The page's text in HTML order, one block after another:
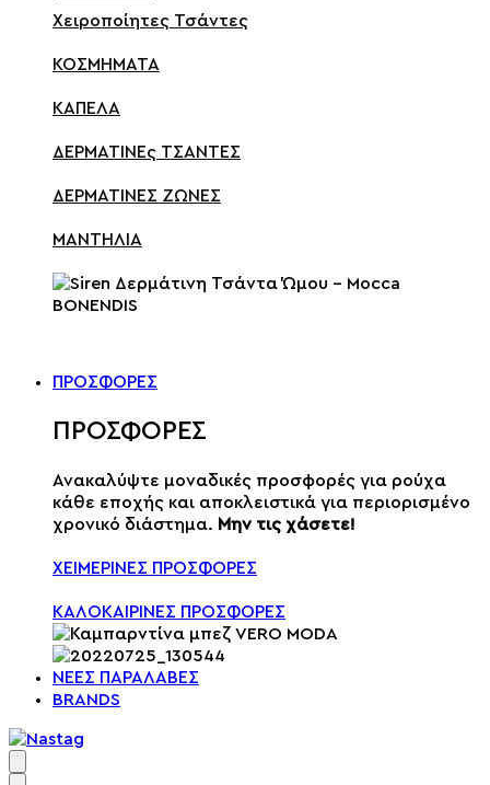
Χειροποίητες Τσάντες
ΚΟΣΜΗΜΑΤΑ
ΚΑΠΕΛΑ
ΔΕΡΜΑΤΙΝΕς ΤΣΑΝΤΕΣ
ΔΕΡΜΑΤΙΝΕΣ ΖΩΝΕΣ
ΜΑΝΤΗΛΙΑ
ΠΡΟΣΦΟΡΕΣ
ΠΡΟΣΦΟΡΕΣ
Ανακαλύψτε μοναδικές προσφορές για ρούχα
κάθε εποχής και αποκλειστικά για περιορισμένο
χρονικό διάστημα. Μην τις χάσετε!
ΧΕΙΜΕΡΙΝΕΣ ΠΡΟΣΦΟΡΕΣ
ΚΑΛΟΚΑΙΡΙΝΕΣ ΠΡΟΣΦΟΡΕΣ
ΝΕΕΣ ΠΑΡΑΛΑΒΕΣ
BRANDS